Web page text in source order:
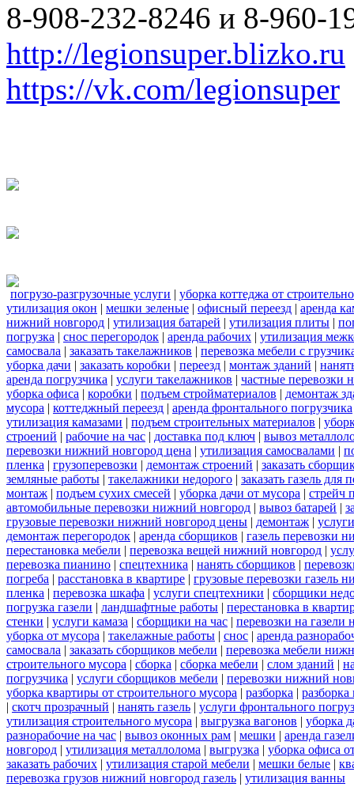
8-908-232-8246 и 8-960-
http://legionsuper.blizko.ru
https://vk.com/legionsuper
погрузо-разгрузочные услуги | уборка коттеджа от
утилизация окон | мешки зеленые | офисный переезд | аренда
нижний новгород | утилизация батарей | утилизация плиты |
погрузка | снос перегородок | аренда рабочих | утилизация
самосвала | заказать такелажников | перевозка мебели с
уборка дачи | заказать коробки | переезд | монтаж зданий |
аренда погрузчика | услуги такелажников | частные перевозки
уборка офиса | коробки | подъем стройматериалов | демонтаж
мусора | коттеджный переезд | аренда фронтального погрузчика
утилизация камазами | подъем строительных материалов |
строений | рабочие на час | доставка под ключ | вывоз
перевозки нижний новгород цена | утилизация самосвалами |
пленка | грузоперевозки | демонтаж строений | заказать
земляные работы | такелажники недорого | заказать газель
монтаж | подъем сухих смесей | уборка дачи от мусора | стрейч
автомобильные перевозки нижний новгород | вывоз батарей |
грузовые перевозки нижний новгород цены | демонтаж |
демонтаж перегородок | аренда сборщиков | газель перевозки
перестановка мебели | перевозка вещей нижний новгород |
перевозка пианино | спецтехника | нанять сборщиков |
погреба | расстановка в квартире | грузовые перевозки газель
пленка | перевозка шкафа | услуги спецтехники | сборщики
погрузка газели | ландшафтные работы | перестановка в
стенки | услуги камаза | сборщики на час | перевозки на
уборка от мусора | такелажные работы | снос | аренда
самосвала | заказать сборщиков мебели | перевозка мебели
строительного мусора | сборка | сборка мебели | слом зданий |
погрузчика | услуги сборщиков мебели | перевозки нижний
уборка квартиры от строительного мусора | разборка |
| скотч прозрачный | нанять газель | услуги фронтального
утилизация строительного мусора | выгрузка вагонов | уборка
разнорабочие на час | вывоз оконных рам | мешки | аренда
новгород | утилизация металлолома | выгрузка | уборка офиса
заказать рабочих | утилизация старой мебели | мешки белые |
перевозка грузов нижний новгород газель | утилизация ванны